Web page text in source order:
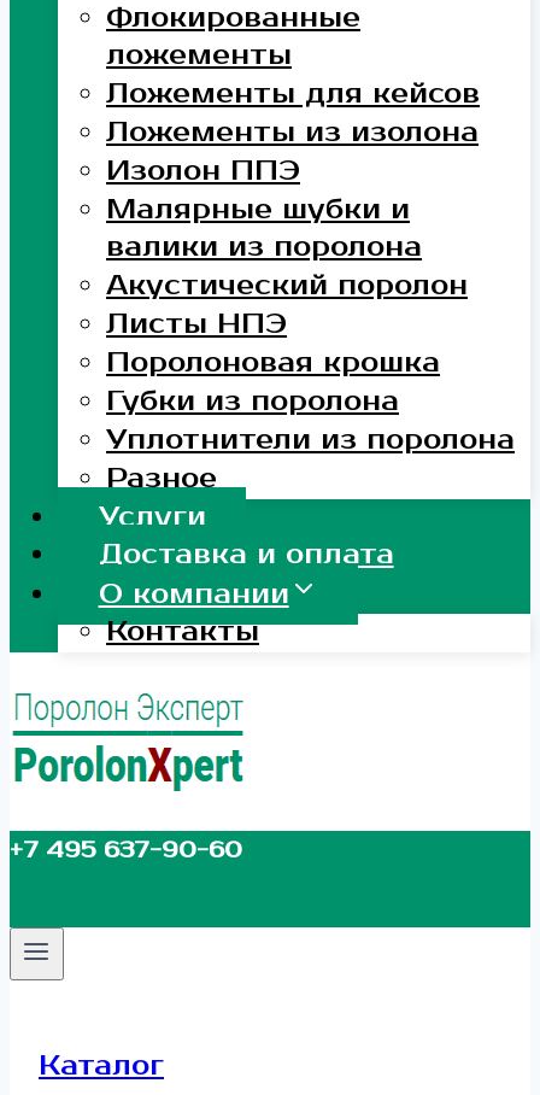
Флокированные
ложементы
Ложементы для кейсов
Ложементы из изолона
Изолон ППЭ
Малярные шубки и
валики из поролона
Акустический поролон
Листы НПЭ
Поролоновая крошка
Губки из поролона
Уплотнители из поролона
Разное
Услуги
Доставка и оплата
О компании
Контакты
+7 495 637-90-60
Каталог